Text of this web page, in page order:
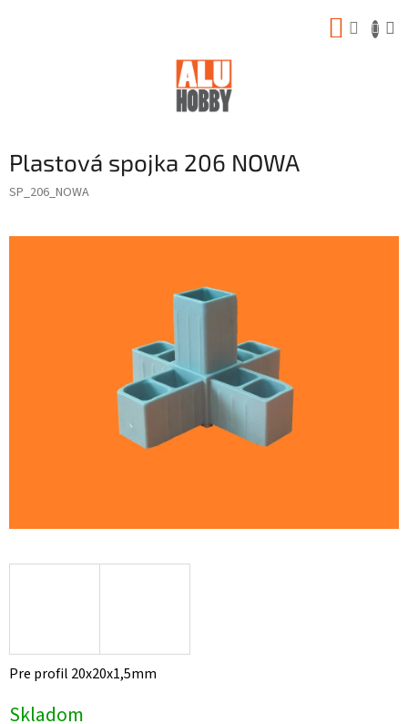
Plastová spojka 206 NOWA
SP_206_NOWA
Pre profil 20x20x1,5mm
Skladom